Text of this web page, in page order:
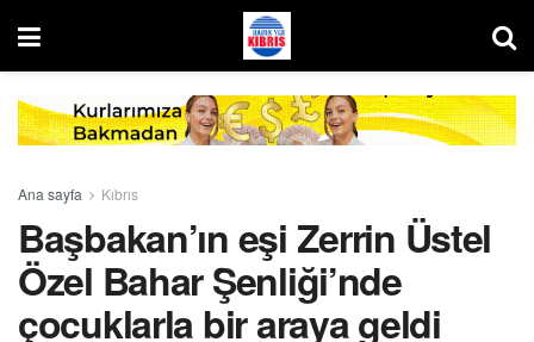
Ana sayfa Kıbrıs
Başbakan’ın eşi Zerrin Üstel
Özel Bahar Şenliği’nde
çocuklarla bir araya geldi